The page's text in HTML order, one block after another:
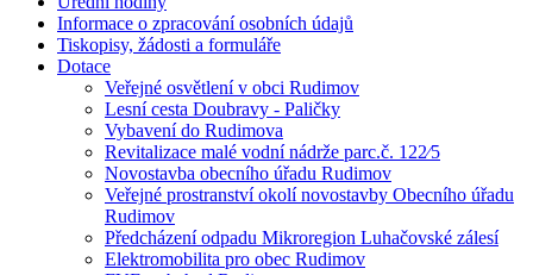
Informace o zpracování osobních údajů
Tiskopisy, žádosti a formuláře
Dotace
Veřejné osvětlení v obci Rudimov
Lesní cesta Doubravy - Paličky
Vybavení do Rudimova
Revitalizace malé vodní nádrže parc.č. 122⁄5
Novostavba obecního úřadu Rudimov
Veřejné prostranství okolí novostavby Obecního úřadu
Rudimov
Předcházení odpadu Mikroregion Luhačovské zálesí
Elektromobilita pro obec Rudimov